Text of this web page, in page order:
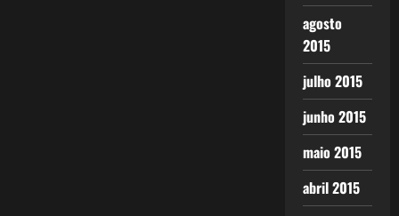
agosto
2015
julho 2015
junho 2015
maio 2015
abril 2015